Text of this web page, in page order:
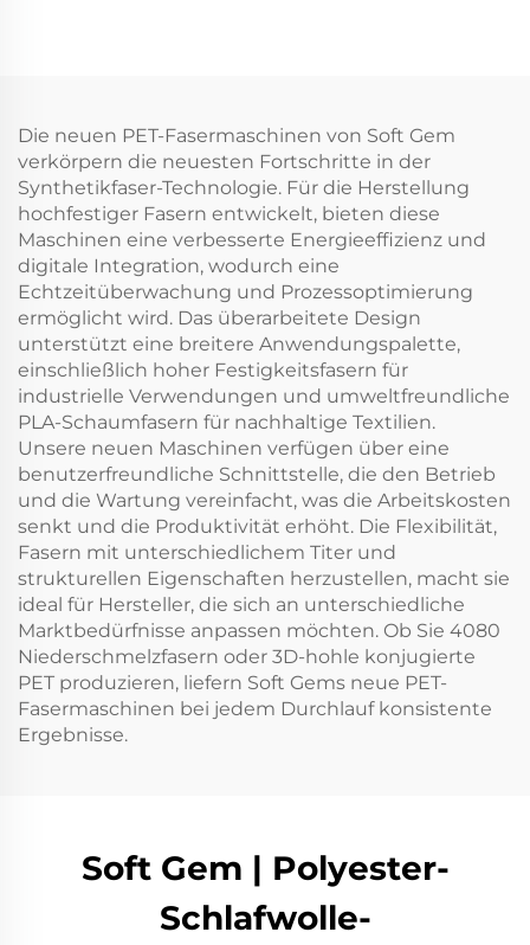
Die neuen PET-Fasermaschinen von Soft Gem
verkörpern die neuesten Fortschritte in der
Synthetikfaser-Technologie. Für die Herstellung
hochfestiger Fasern entwickelt, bieten diese
Maschinen eine verbesserte Energieeffizienz und
digitale Integration, wodurch eine
Echtzeitüberwachung und Prozessoptimierung
ermöglicht wird. Das überarbeitete Design
unterstützt eine breitere Anwendungspalette,
einschließlich hoher Festigkeitsfasern für
industrielle Verwendungen und umweltfreundliche
PLA-Schaumfasern für nachhaltige Textilien.
Unsere neuen Maschinen verfügen über eine
benutzerfreundliche Schnittstelle, die den Betrieb
und die Wartung vereinfacht, was die Arbeitskosten
senkt und die Produktivität erhöht. Die Flexibilität,
Fasern mit unterschiedlichem Titer und
strukturellen Eigenschaften herzustellen, macht sie
ideal für Hersteller, die sich an unterschiedliche
Marktbedürfnisse anpassen möchten. Ob Sie 4080
Niederschmelzfasern oder 3D-hohle konjugierte
PET produzieren, liefern Soft Gems neue PET-
Fasermaschinen bei jedem Durchlauf konsistente
Ergebnisse.
Soft Gem | Polyester-
Schlafwolle-